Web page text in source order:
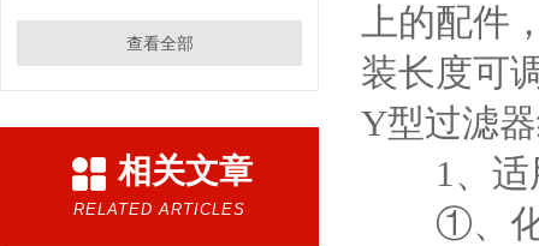
查看全部
相关文章
RELATED ARTICLES
上的配件
装长度可
Y型过滤
1、适
①、化工